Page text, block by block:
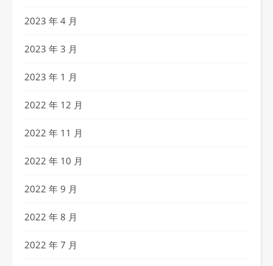
2023 年 4 月
2023 年 3 月
2023 年 1 月
2022 年 12 月
2022 年 11 月
2022 年 10 月
2022 年 9 月
2022 年 8 月
2022 年 7 月